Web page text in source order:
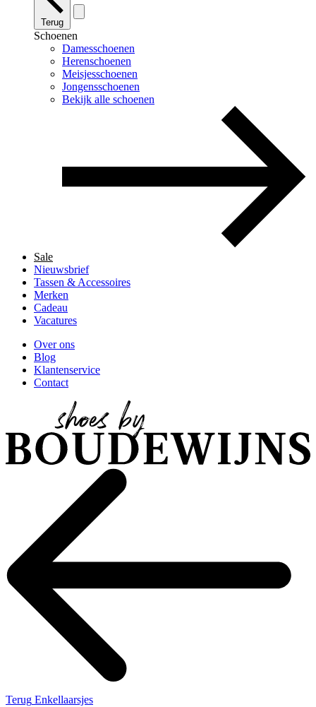
Terug
Schoenen
Damesschoenen
Herenschoenen
Meisjesschoenen
Jongensschoenen
Bekijk alle schoenen
Sale
Nieuwsbrief
Tassen & Accessoires
Merken
Cadeau
Vacatures
Over ons
Blog
Klantenservice
Contact
Terug Enkellaarsjes